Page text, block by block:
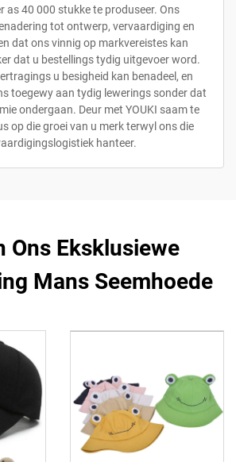
as 40 000 stukke te produseer. Ons
tot ontwerp, vervaardiging en
dat ons vinnig op markvereistes kan
dat u bestellings tydig uitgevoer word.
u besigheid kan benadeel, en
toegewy aan tydig lewerings sonder dat
ondergaan. Deur met YOUKI saam te
op die groei van u merk terwyl ons die
hanteer.
Ons Eksklusiewe
Mans Seemhoede